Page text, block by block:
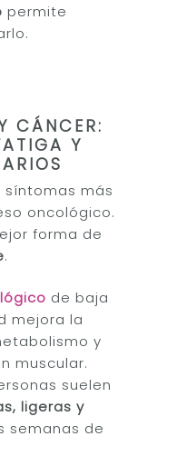
permite
CÁNCER:
Y
síntomas más
oncológico.
forma de
.
de baja
mejora la
y
muscular.
suelen
ligeras y
semanas de